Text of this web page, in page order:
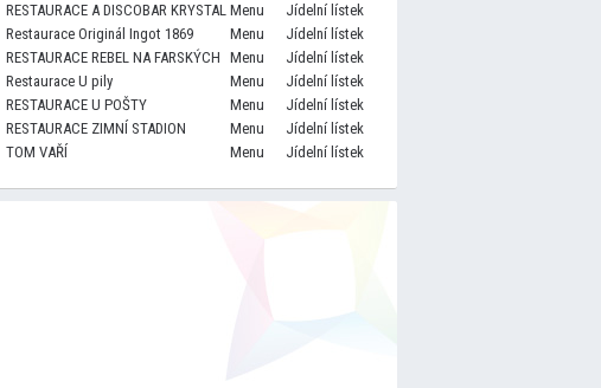
RESTAURACE A DISCOBAR KRYSTAL Menu
Jídelní lístek
Restaurace Originál Ingot 1869
Menu
Jídelní lístek
RESTAURACE REBEL NA FARSKÝCH Menu
Jídelní lístek
Restaurace U pily
Menu
Jídelní lístek
RESTAURACE U POŠTY
Menu
Jídelní lístek
RESTAURACE ZIMNÍ STADION
Menu
Jídelní lístek
TOM VAŘÍ
Menu Jídelní lístek